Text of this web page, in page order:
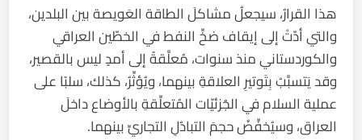
هذا القرارُ، سيجعلُ مشاكلَ الطاقة العَويصة بين البلدين،
والتي أدّتْ إلى إيقاف ضخِّ النفط في الخطّين العراقي
والكوردستاني منذ سنوات، مُعلَّقةً إلى أمدٍ ليس بالقصير،
وقد يَتسبَّبُ بِتَوتيرِ العلاقةِ بينهما، ويُؤثِّرُ، كذلك، سلبًا على
عملية السلام في الجُزئيّات المُتعلِّقةِ بالأوضاع داخلَ
العراق، وسيُخفِّضُ حجمَ التبادُلِ التجاريِّ بينهما.